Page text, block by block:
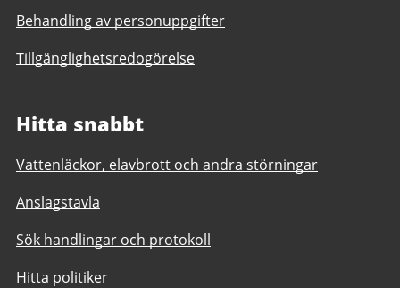
Behandling av personuppgifter
Tillgänglighetsredogörelse
Hitta snabbt
Vattenläckor, elavbrott och andra störningar
Anslagstavla
Sök handlingar och protokoll
Hitta politiker